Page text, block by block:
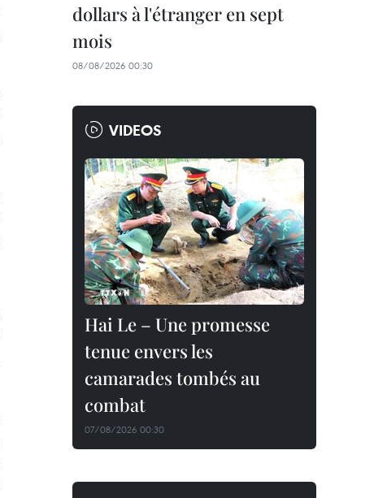
dollars à l'étranger en sept
mois
08/08/2026 00:30
VIDEOS
Hai Le – Une promesse
tenue envers les
camarades tombés au
combat
07/08/2026 00:30